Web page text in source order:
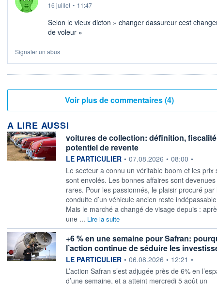
16 juillet • 11:47
Selon le vieux dicton » changer dassureur cest
de voleur »
Signaler un abus
Voir plus de commentaires (4)
A LIRE AUSSI
voitures de collection: définition,
potentiel de revente
information fournie par
LE PARTICULIER • 07.08.2026 • 08:00 •
Le secteur a connu un véritable boom et les prix
sont envolés. Les bonnes affaires sont
rares. Pour les passionnés, le plaisir procuré par
conduite d’un véhicule ancien reste
Mais le marché a changé de visage depuis :
une ... Lire la suite
+6 % en une semaine pour Safran:
l’action continue de séduire les
information fournie par
LE PARTICULIER • 06.08.2026 • 12:21 •
L’action Safran s’est adjugée près de 6% en
d’une semaine, et a atteint mercredi 5 août un